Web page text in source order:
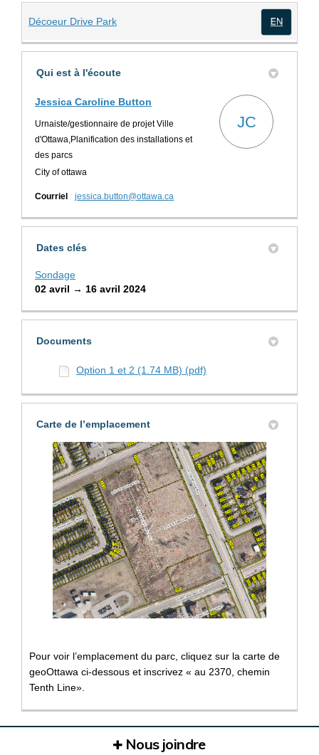
Décoeur Drive Park(Liens externes)
Qui est à l'écoute
Jessica Caroline Button
Urnaiste/gestionnaire de projet Ville
d'Ottawa,Planification des installations et
des parcs
City of ottawa
JC
Courriel jessica.button@ottawa.ca
Dates clés
Sondage
02 avril → 16 avril 2024
Documents
Option 1 et 2 (1.74 MB) (pdf)
Carte de l’emplacement
Pour voir l’emplacement du parc, cliquez sur la carte de
geoOttawa ci-dessous et inscrivez « au 2370, chemin
Tenth Line».
Nous joindre